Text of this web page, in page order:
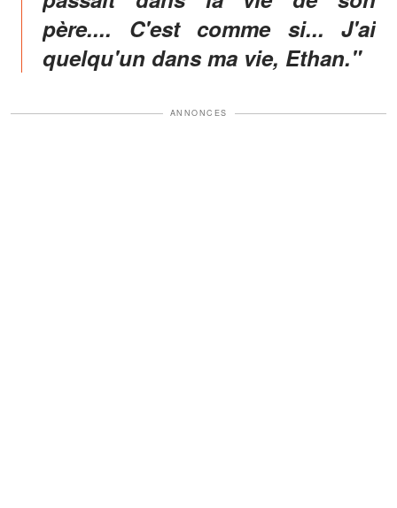
père.... C'est comme si... J'ai
quelqu'un dans ma vie, Ethan."
ANNONCES